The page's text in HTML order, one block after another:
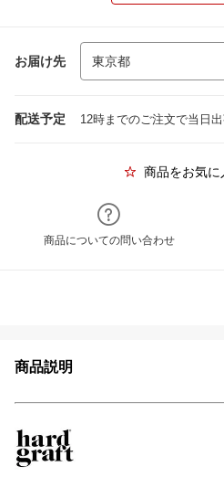
お届け先
配送予定 12時までのご注文で当日
商品をお気に
商品についての問い合わせ
商品説明